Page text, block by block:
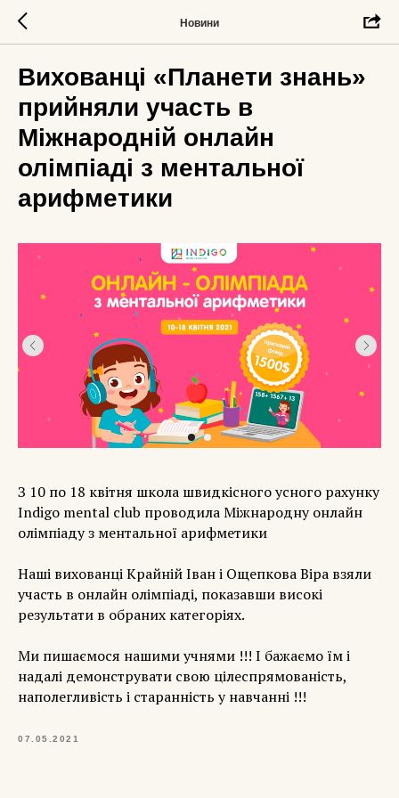
Новини
Вихованці «Планети знань»
прийняли участь в
Міжнародній онлайн
олімпіаді з ментальної
арифметики
З 10 по 18 квітня школа швидкісного усного рахунку
Indigo mental club проводила Міжнародну онлайн
олімпіаду з ментальної арифметики
Наші вихованці Крайній Іван і Ощепкова Віра взяли
участь в онлайн олімпіаді, показавши високі
результати в обраних категоріях.
Ми пишаємося нашими учнями !!! І бажаємо їм і
надалі демонструвати свою цілеспрямованість,
наполегливість і старанність у навчанні !!!
07.05.2021